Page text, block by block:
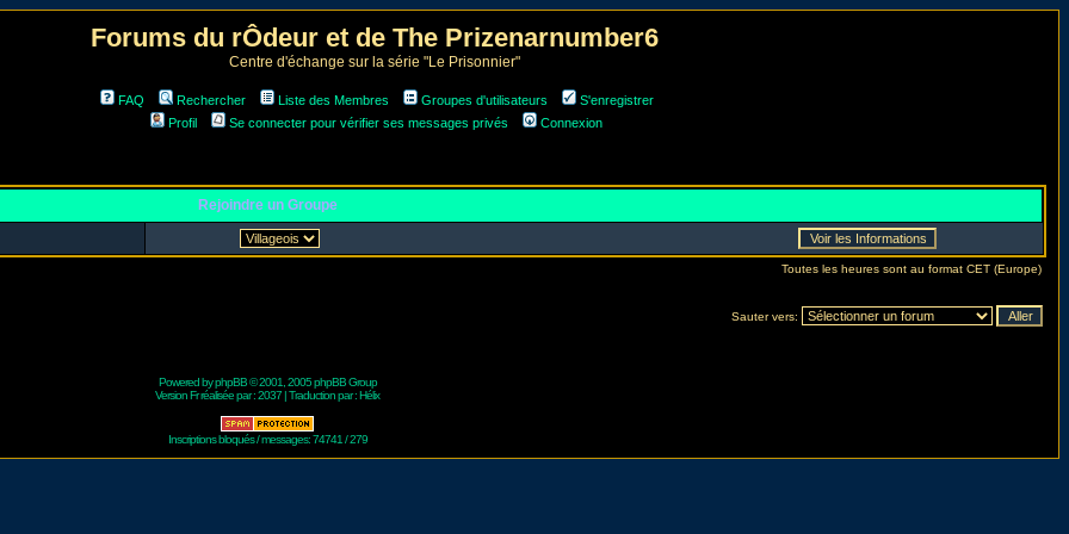
Forums du rÔdeur et de The Prizenarnumber6
Centre d'échange sur la série "Le Prisonnier"
FAQ Rechercher Liste des Membres Groupes d'utilisateurs
S'enregistrer
Profil
Se connecter pour vérifier ses messages privés Connexion
Rejoindre un Groupe
Toutes les heures sont au format CET (Europe)
Sauter vers:
Powered byphpBB© 2001, 2005 phpBB Group
Version Fr réalisée par :2037 | Traduction par :Hélix
Inscriptions bloqués / messages: 74741 / 279